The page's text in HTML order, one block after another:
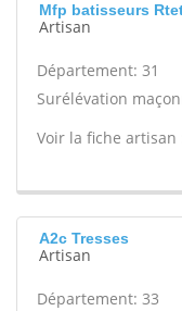
Mfp batisseurs
Artisan
Département: 31
Surélévation
Voir la fiche artisan
A2c Tresses
Artisan
Département: 33